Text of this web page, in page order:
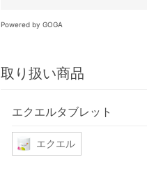
Powered by GOGA
取り扱い商品
エクエルタブレット
エクエル